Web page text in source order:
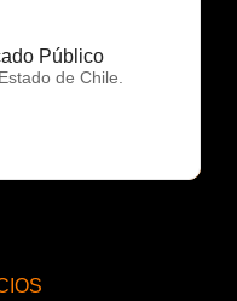
Público
de Chile.